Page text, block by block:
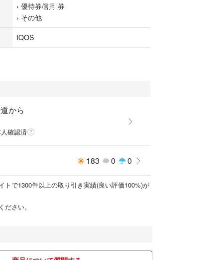
› 優待券/割引券
› その他
IQOS
から
確認済
183 0 0
トで1300件以上の取り引き実績(良い評価100%)が
ださい。